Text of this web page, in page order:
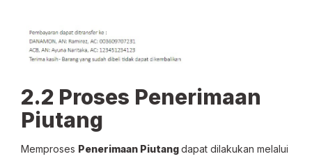
2.2 Proses Penerimaan
Piutang
Memproses Penerimaan Piutangdapat dilakukan melalui